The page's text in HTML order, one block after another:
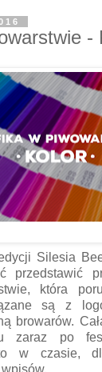
-
Silesia
przedstawić
która
są z
browarów.
zaraz po
w czasie,